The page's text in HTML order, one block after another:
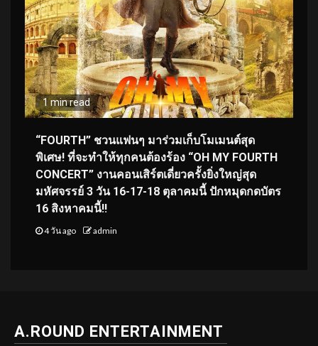
1 min read
“FOURTH” ชวนแฟนๆ มาร่วมเก็บโมเมนต์สุด
พิเศษ! ที่จะทำให้ทุกคนต้องร้อง “OH MY FOURTH
CONCERT” งานคอนเสิร์ตเดี่ยวครั้งยิ่งใหญ่สุด
มหัศจรรย์ 3 วัน 16-17-18 ตุลาคมนี้ ปักหมุดกดบัตร
16 สิงหาคมนี้!!
4 วัน ago admin
A.ROUND ENTERTAINMENT